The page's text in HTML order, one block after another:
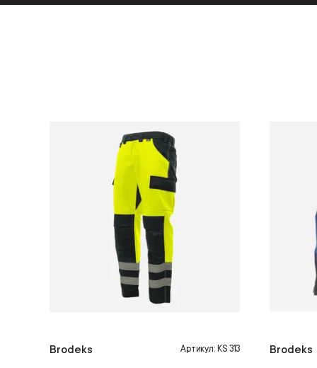
Brodeks Артикул: KS 313 Brodeks